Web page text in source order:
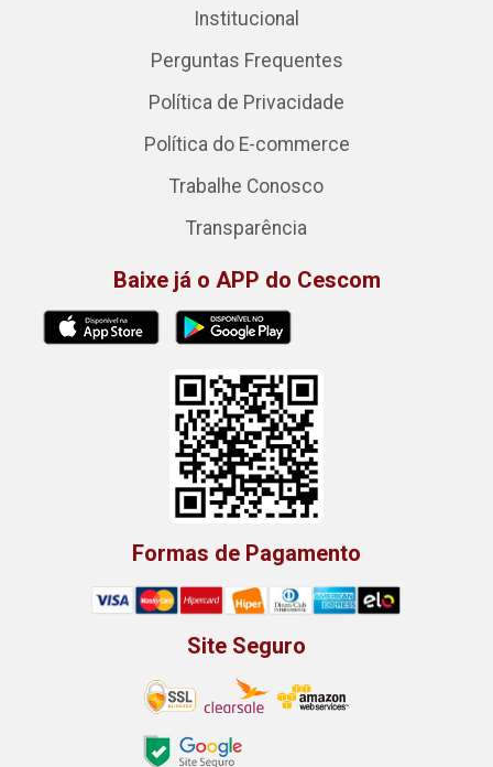
Institucional
Perguntas Frequentes
Política de Privacidade
Política do E-commerce
Trabalhe Conosco
Transparência
Baixe já o APP do Cescom
Formas de Pagamento
Site Seguro